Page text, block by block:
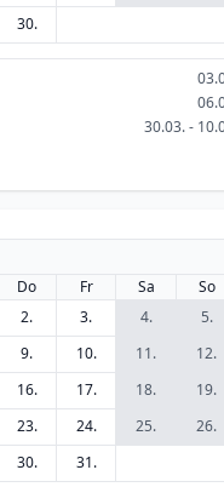
30.
30.03. -
Do Fr Sa
So
2. 3. 4.
5.
9. 10. 11.
12.
16. 17. 18.
19.
23. 24. 25.
26.
30. 31.